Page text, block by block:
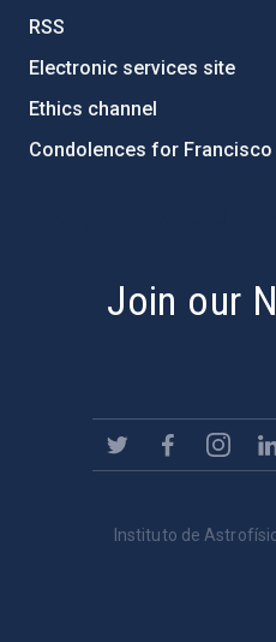
RSS
Electronic services site
Ethics channel
Condolences for Francisco
Join our
Instituto de